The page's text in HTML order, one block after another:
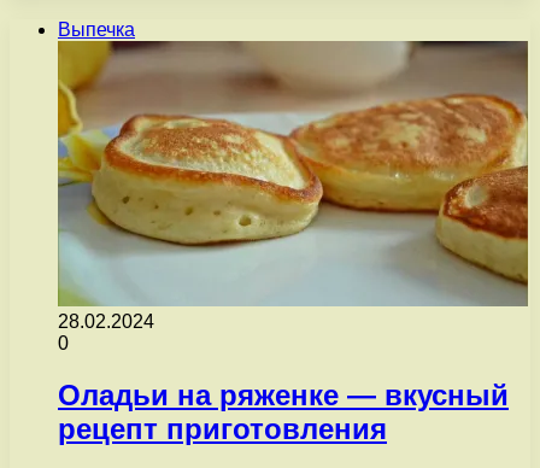
Выпечка
28.02.2024
0
Оладьи на ряженке — вкусный
рецепт приготовления